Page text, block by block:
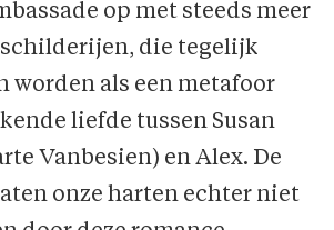
op met steeds meer
die tegelijk
worden als een metafoor
liefde tussen Susan
Vanbesien) en Alex. De
onze harten echter niet